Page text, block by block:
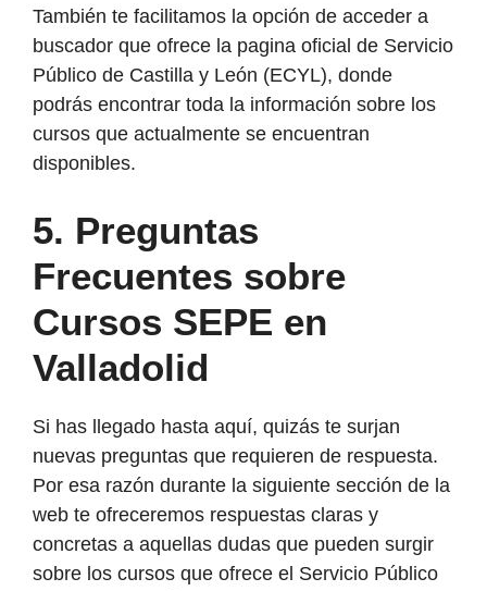
También te facilitamos la opción de acceder a
buscador que ofrece la pagina oficial de Servicio
Público de Castilla y León (ECYL), donde
podrás encontrar toda la información sobre los
cursos que actualmente se encuentran
disponibles.
5. Preguntas
Frecuentes sobre
Cursos SEPE en
Valladolid
Si has llegado hasta aquí, quizás te surjan
nuevas preguntas que requieren de respuesta.
Por esa razón durante la siguiente sección de la
web te ofreceremos respuestas claras y
concretas a aquellas dudas que pueden surgir
sobre los cursos que ofrece el Servicio Público